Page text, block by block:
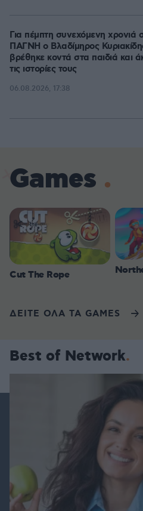
Για πέμπτη συνεχόμενη χρονιά
ΠΑΓΝΗ ο Βλαδίμηρος
βρέθηκε κοντά στα παιδιά και
τις ιστορίες τους
06.08.2026, 17:38
Games
Cut The Rope
ΔΕΙΤΕ ΟΛΑ ΤΑ GAMES
Best of Network